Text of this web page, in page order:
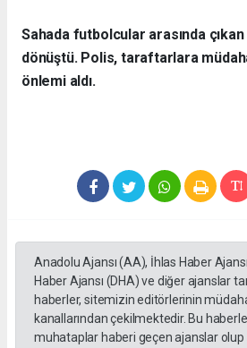
Sahada futbolcular arasında
dönüştü. Polis, taraftarlara
önlemi aldı.
Anadolu Ajansı (AA), İhlas Haber
Haber Ajansı (DHA) ve diğer ajanslar
haberler, sitemizin editörlerinin
kanallarından çekilmektedir. Bu
muhataplar haberi geçen ajanslar